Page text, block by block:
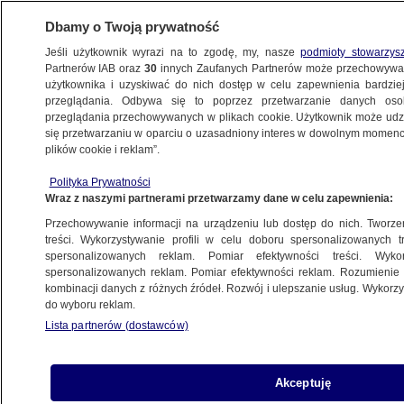
ŚWIAT
do operowania na terenie zajętym
przez wroga
28.10.2022, 06:26
Udostępnij
między innymi elementy wyposażenia sił
zbrojnych, zaprezentowała nowy model drona
Dbamy o Twoją prywatność
Jeśli użytkownik wyrazi na to zgodę, my, naszepodmioty
Partnerów IAB oraz30 innych Zaufanych Partnerów może
użytkownika i uzyskiwać do nich dostęp w celu zapewnienia
przeglądania. Odbywa się to poprzez przetwarzanie danych
przeglądania przechowywanych w plikach cookie. Użytkownik może
się przetwarzaniu w oparciu o uzasadniony interes w dowolnym
plików cookie i reklam”.
Polityka Prywatności
Wraz z naszymi partnerami przetwarzamy dane w celu zapewnienia:
Przechowywanie informacji na urządzeniu lub dostęp do nich.
treści. Wykorzystywanie profili w celu doboru spersonalizowanych
spersonalizowanych reklam. Pomiar efektywności treści.
spersonalizowanych reklam. Pomiar efektywności reklam.
kombinacji danych z różnych źródeł. Rozwój i ulepszanie usług.
do wyboru reklam.
Lista partnerów (dostawców)
Akceptuję